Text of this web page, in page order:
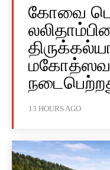
கோவை
13 HOURS AGO